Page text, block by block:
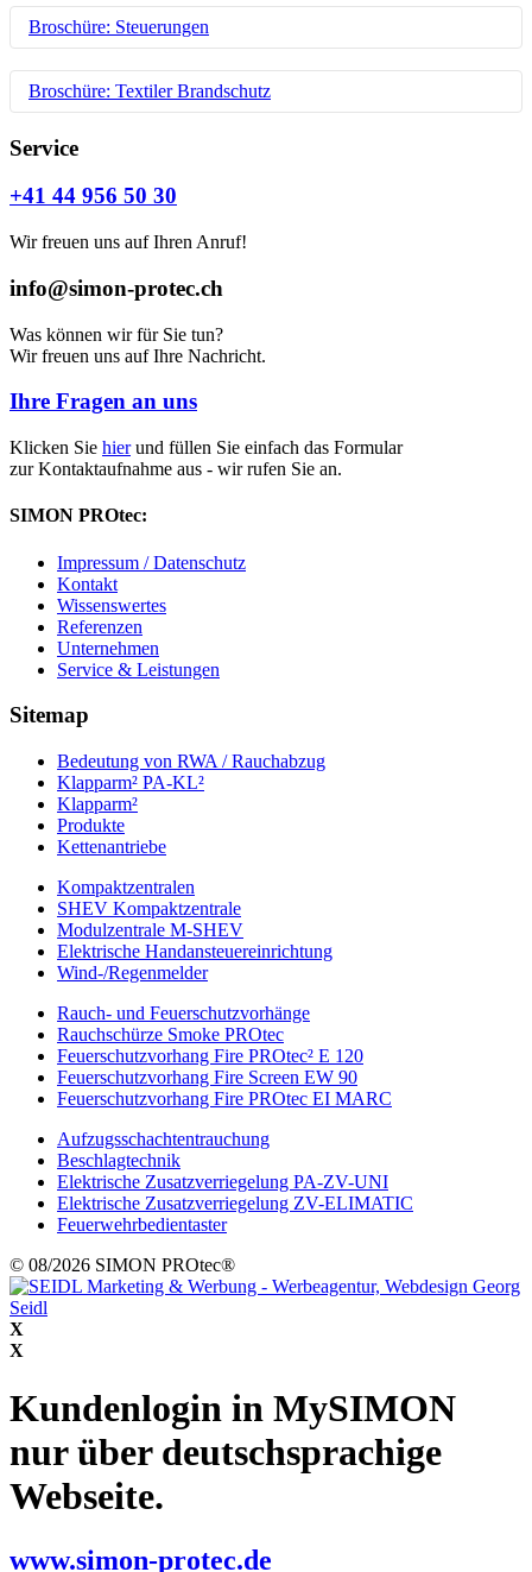
Erfahren Sie auf nur wenigen Seiten den vollen Überblick über
die Antriebs- und Beschlagtechnik der SIMON PROtec. Pro
Produkt gibt es eine genaue Darstellung über die Einsatz- und
Leistungsfähigkeit der jeweiligen Varianten. Drucken Sie sich
die passenden Seiten aus oder fordern Sie ein Printexemplar bei
uns an.
Download: Fensterautomation (PDF)
Broschüre: Steuerungen
Steuerungstechnik für RWA Rauchabzug und Kontrollierte
Natürliche Lüftung. Neben den Steuerungen als Zentraleinheit
ist auch ein Überblick über die verschiedenen Eingabegeräte
z.B. Handansteuereinrichtung, Rauchmelder, Lüftertaster
vorhanden.
Download: Steuerungstechnik (PDF)
Broschüre: Textiler Brandschutz
Rauch- und Feuerschutzvorhänge - Überblick über die
verschiedenen Produkte und Klassifizierungen. Erfahren Sie
mehr über die Einsatzmöglichkeiten des Textilen
Brandschutzes.
Download: Textiler Brandschutz (PDF)
Service
+41 44 956 50 30
Wir freuen uns auf Ihren Anruf!
info@simon-protec.ch
Was können wir für Sie tun?
Wir freuen uns auf Ihre Nachricht.
Ihre Fragen an uns
Klicken Sie hierund füllen Sie einfach das Formular
zur Kontaktaufnahme aus - wir rufen Sie an.
SIMON PROtec:
Impressum / Datenschutz
Kontakt
Wissenswertes
Referenzen
Unternehmen
Service & Leistungen
Sitemap
Bedeutung von RWA / Rauchabzug
Klapparm² PA-KL²
Klapparm²
Produkte
Kettenantriebe
Kompaktzentralen
SHEV Kompaktzentrale
Modulzentrale M-SHEV
Elektrische Handansteuereinrichtung
Wind-/Regenmelder
Rauch- und Feuerschutzvorhänge
Rauchschürze Smoke PROtec
Feuerschutzvorhang Fire PROtec² E 120
Feuerschutzvorhang Fire Screen EW 90
Feuerschutzvorhang Fire PROtec EI MARC
Aufzugsschachtentrauchung
Beschlagtechnik
Elektrische Zusatzverriegelung PA-ZV-UNI
Elektrische Zusatzverriegelung ZV-ELIMATIC
Feuerwehrbedientaster
© 08/2026 SIMON PROtec®
X
X
Kundenlogin in MySIMON
nur über deutschsprachige
Webseite.
www.simon-protec.de